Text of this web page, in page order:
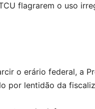
flagrarem o uso
o erário federal, a
por lentidão da